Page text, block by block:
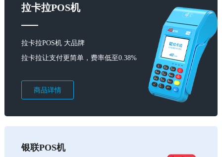
拉卡拉POS机
拉卡拉POS机 大品牌
拉卡拉让支付更简单，费率低至0.38%
商品详情
银联POS机